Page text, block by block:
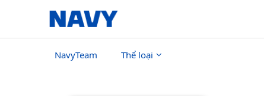
NavyTeam Thể loại